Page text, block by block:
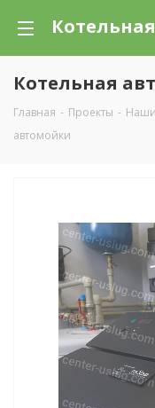
Котельная
Главная - Проекты -
автомойки